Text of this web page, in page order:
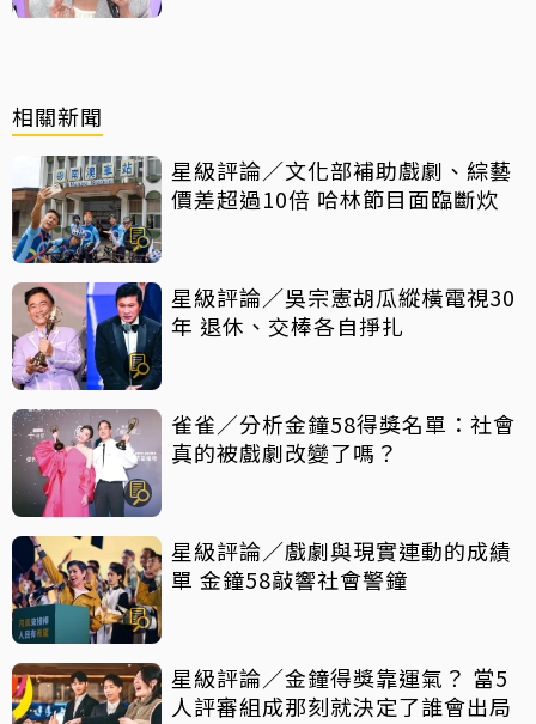
相關新聞
星級評論／文化部補助戲劇、綜藝
價差超過10倍 哈林節目面臨斷炊
星級評論／吳宗憲胡瓜縱橫電視30
年 退休、交棒各自掙扎
雀雀／分析金鐘58得獎名單：社會
真的被戲劇改變了嗎？
星級評論／戲劇與現實連動的成績
單 金鐘58敲響社會警鐘
星級評論／金鐘得獎靠運氣？ 當5
人評審組成那刻就決定了誰會出局